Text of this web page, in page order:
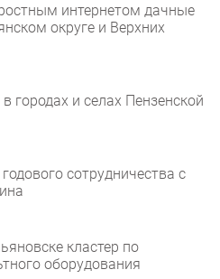
интернетом дачные
округе и Верхних
городах и селах Пензенской
сотрудничества с
кластер по
оборудования